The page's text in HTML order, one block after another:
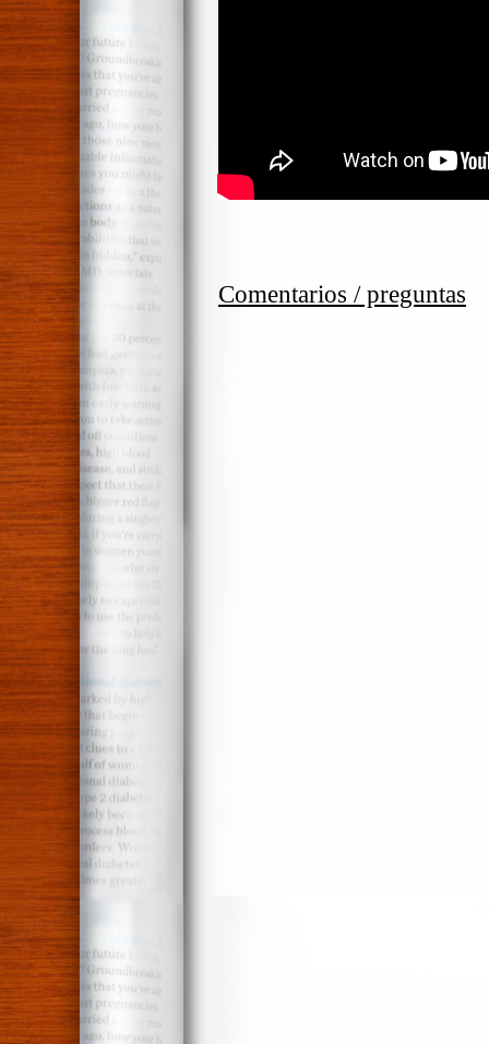
Comentarios / preguntas